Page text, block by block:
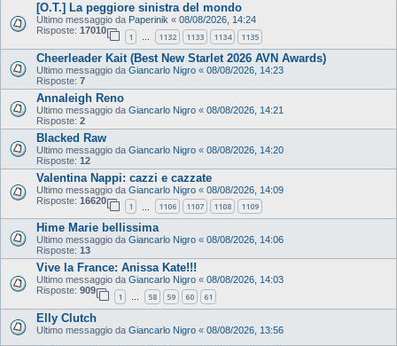
[O.T.] La peggiore sinistra del mondo
Ultimo messaggio da Paperinik « 08/08/2026, 14:24
Risposte: 17010
1 … 1132 1133 1134 1135
Cheerleader Kait (Best New Starlet 2026 AVN Awards)
Ultimo messaggio da Giancarlo Nigro « 08/08/2026, 14:23
Risposte: 7
Annaleigh Reno
Ultimo messaggio da Giancarlo Nigro « 08/08/2026, 14:21
Risposte: 2
Blacked Raw
Ultimo messaggio da Giancarlo Nigro « 08/08/2026, 14:20
Risposte: 12
Valentina Nappi: cazzi e cazzate
Ultimo messaggio da Giancarlo Nigro « 08/08/2026, 14:09
Risposte: 16620
1 1106 1107 1108 1109
Hime Marie bellissima
Ultimo messaggio da Giancarlo Nigro « 08/08/2026, 14:06
Risposte: 13
Vive la France: Anissa Kate!!!
Ultimo messaggio da Giancarlo Nigro « 08/08/2026, 14:03
Risposte: 909
1 … 58 59 60 61
Elly Clutch
Ultimo messaggio da Giancarlo Nigro « 08/08/2026, 13:56